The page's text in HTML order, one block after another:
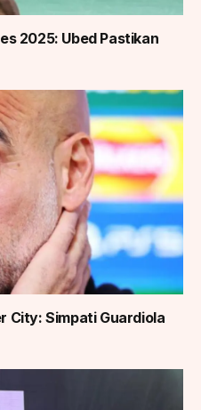
2025: Ubed Pastikan
City: Simpati Guardiola